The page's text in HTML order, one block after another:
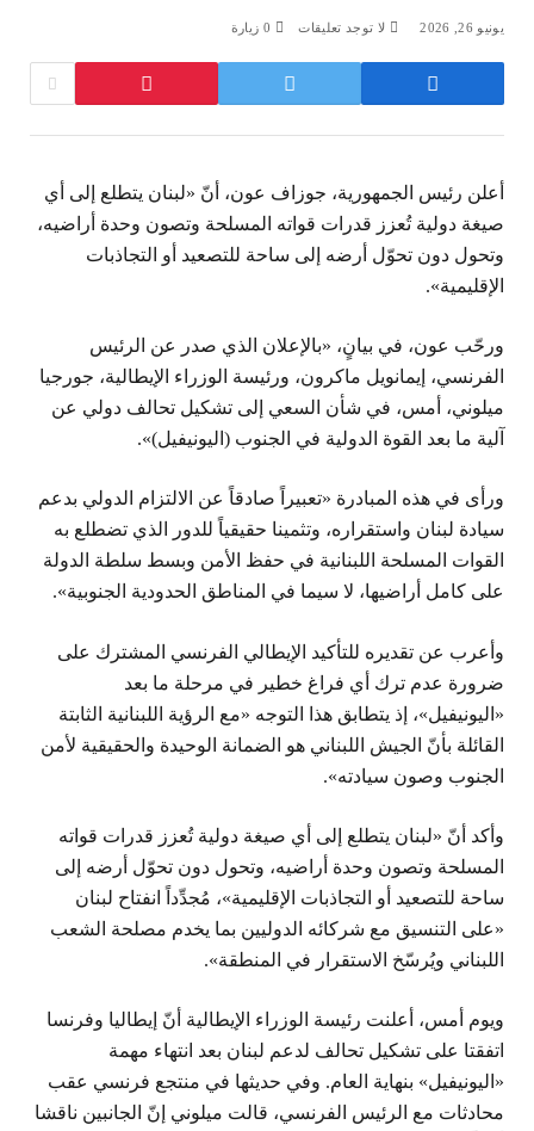
يونيو 26, 2026 لا توجد تعليقات 0 زيارة
أعلن رئيس الجمهورية، جوزاف عون، أنّ «لبنان يتطلع إلى أي
صيغة دولية تُعزز قدرات قواته المسلحة وتصون وحدة أراضيه،
وتحول دون تحوّل أرضه إلى ساحة للتصعيد أو التجاذبات
الإقليمية».
ورحّب عون، في بيانٍ، «بالإعلان الذي صدر عن الرئيس
الفرنسي، إيمانويل ماكرون، ورئيسة الوزراء الإيطالية، جورجيا
ميلوني، أمس، في شأن السعي إلى تشكيل تحالف دولي عن
آلية ما بعد القوة الدولية في الجنوب (اليونيفيل)».
ورأى في هذه المبادرة «تعبيراً صادقاً عن الالتزام الدولي بدعم
سيادة لبنان واستقراره، وتثمينا حقيقياً للدور الذي تضطلع به
القوات المسلحة اللبنانية في حفظ الأمن وبسط سلطة الدولة
على كامل أراضيها، لا سيما في المناطق الحدودية الجنوبية».
وأعرب عن تقديره للتأكيد الإيطالي الفرنسي المشترك على
ضرورة عدم ترك أي فراغ خطير في مرحلة ما بعد
«اليونيفيل»، إذ يتطابق هذا التوجه «مع الرؤية اللبنانية الثابتة
القائلة بأنّ الجيش اللبناني هو الضمانة الوحيدة والحقيقية لأمن
الجنوب وصون سيادته».
وأكد أنّ «لبنان يتطلع إلى أي صيغة دولية تُعزز قدرات قواته
المسلحة وتصون وحدة أراضيه، وتحول دون تحوّل أرضه إلى
ساحة للتصعيد أو التجاذبات الإقليمية»، مُجدِّداً انفتاح لبنان
«على التنسيق مع شركائه الدوليين بما يخدم مصلحة الشعب
اللبناني ويُرسّخ الاستقرار في المنطقة».
ويوم أمس، أعلنت رئيسة الوزراء الإيطالية أنّ إيطاليا وفرنسا
اتفقتا على تشكيل تحالف لدعم لبنان بعد انتهاء مهمة
«اليونيفيل» بنهاية العام. وفي حديثها في منتجع فرنسي عقب
محادثات مع الرئيس الفرنسي، قالت ميلوني إنّ الجانبين ناقشا